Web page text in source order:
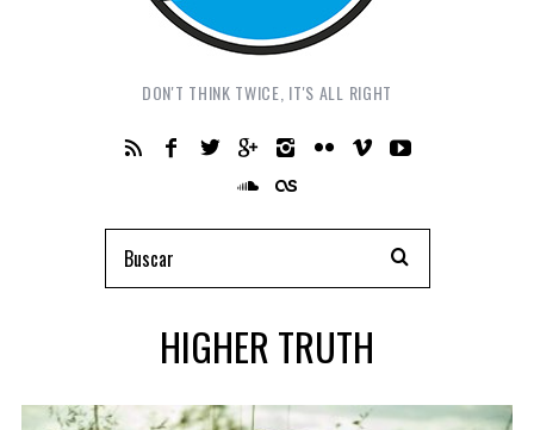
DON'T THINK TWICE, IT'S ALL RIGHT
HIGHER TRUTH